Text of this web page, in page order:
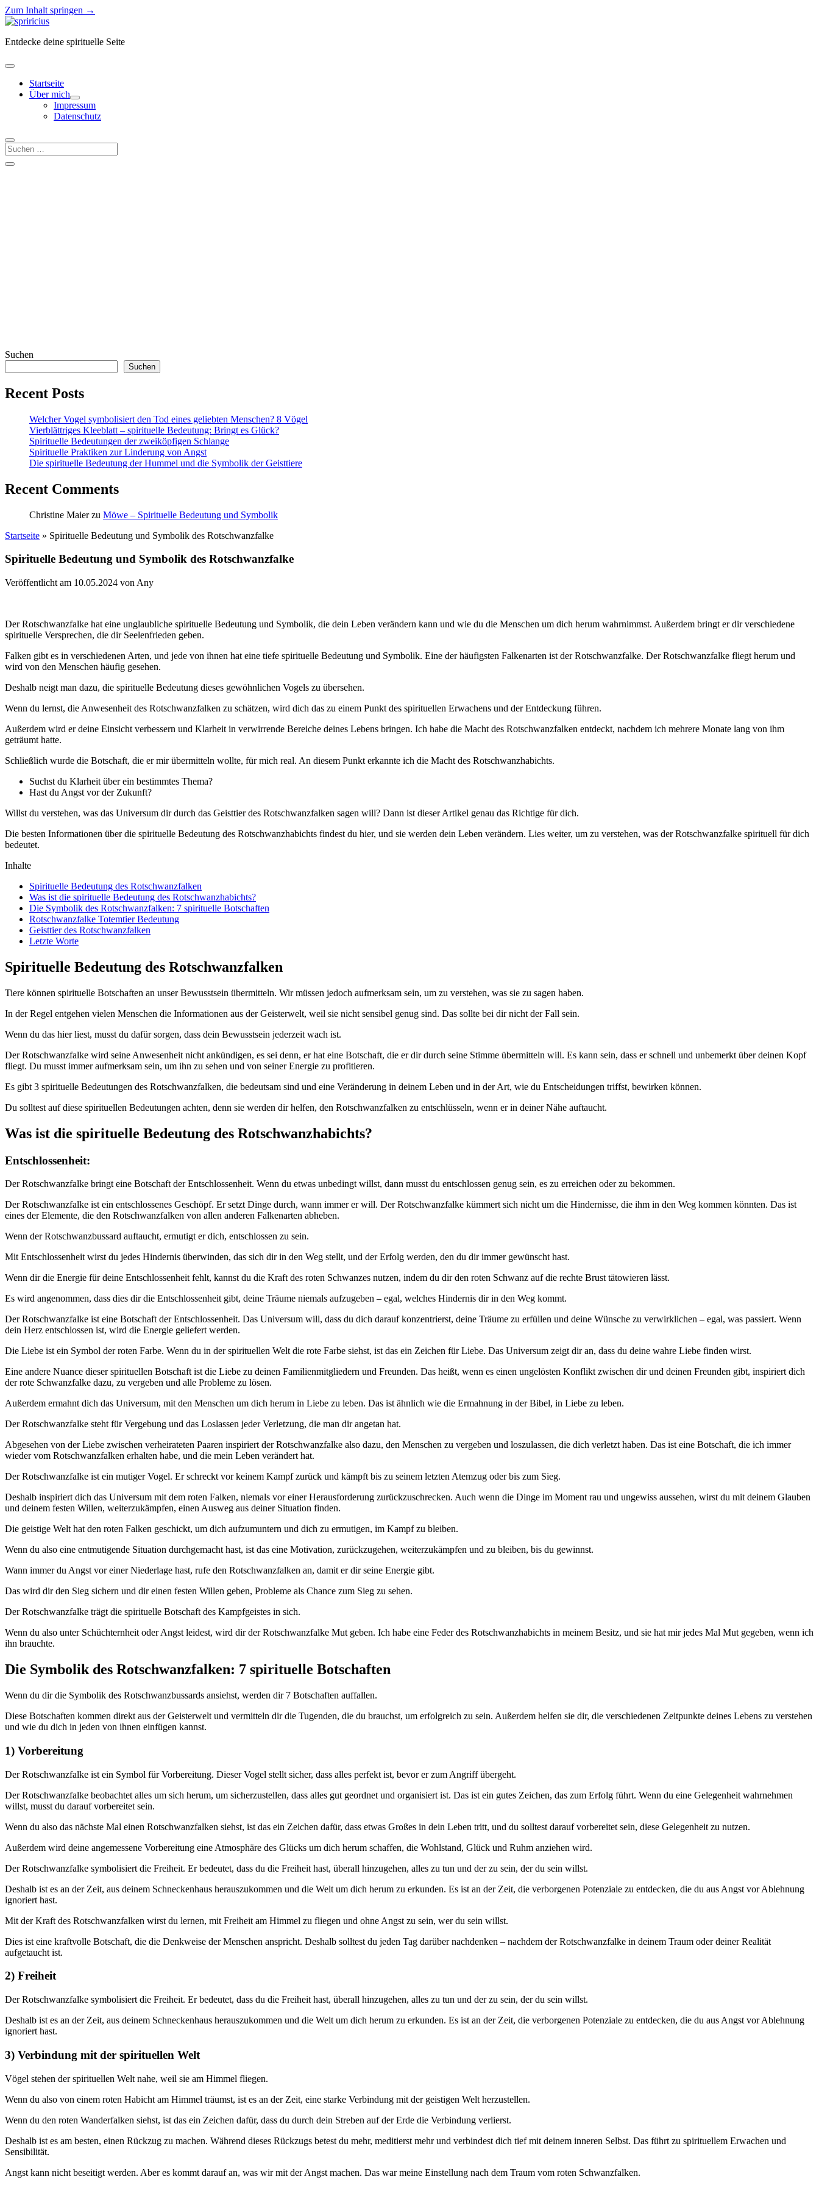
Zum Inhalt springen →
Spiricius
Entdecke deine spirituelle Seite
Menü
öffnenStartseite
Über mich
Menü
öffnen
Impressum
Datenschutz
Suchen
Seitenleiste
Seitenleiste
Suchen
Suchen
Recent Posts
Welcher Vogel symbolisiert den Tod eines geliebten Menschen? 8 Vögel
Vierblättriges Kleeblatt – spirituelle Bedeutung: Bringt es Glück?
Spirituelle Bedeutungen der zweiköpfigen Schlange
Spirituelle Praktiken zur Linderung von Angst
Die spirituelle Bedeutung der Hummel und die Symbolik der Geisttiere
Recent Comments
Christine Maierzu Möwe – Spirituelle Bedeutung und Symbolik
Startseite » Spirituelle Bedeutung und Symbolik des Rotschwanzfalke
Spirituelle Bedeutung und Symbolik des Rotschwanzfalke
Veröffentlicht am 10.05.2024 von Any
Der Rotschwanzfalke hat eine unglaubliche spirituelle Bedeutung und Symbolik, die dein Leben verändern kann und wie du die Menschen um dich herum wahrnimmst. Außerdem bringt er dir verschiedene
spirituelle Versprechen, die dir Seelenfrieden geben.
Falken gibt es in verschiedenen Arten, und jede von ihnen hat eine tiefe spirituelle Bedeutung und Symbolik. Eine der häufigsten Falkenarten ist der Rotschwanzfalke. Der Rotschwanzfalke fliegt herum und
wird von den Menschen häufig gesehen.
Deshalb neigt man dazu, die spirituelle Bedeutung dieses gewöhnlichen Vogels zu übersehen.
Wenn du lernst, die Anwesenheit des Rotschwanzfalken zu schätzen, wird dich das zu einem Punkt des spirituellen Erwachens und der Entdeckung führen.
Außerdem wird er deine Einsicht verbessern und Klarheit in verwirrende Bereiche deines Lebens bringen. Ich habe die Macht des Rotschwanzfalken entdeckt, nachdem ich mehrere Monate lang von ihm
geträumt hatte.
Schließlich wurde die Botschaft, die er mir übermitteln wollte, für mich real. An diesem Punkt erkannte ich die Macht des Rotschwanzhabichts.
Suchst du Klarheit über ein bestimmtes Thema?
Hast du Angst vor der Zukunft?
Willst du verstehen, was das Universum dir durch das Geisttier des Rotschwanzfalken sagen will? Dann ist dieser Artikel genau das Richtige für dich.
Die besten Informationen über die spirituelle Bedeutung des Rotschwanzhabichts findest du hier, und sie werden dein Leben verändern. Lies weiter, um zu verstehen, was der Rotschwanzfalke spirituell für dich
bedeutet.
Inhalte
Spirituelle Bedeutung des Rotschwanzfalken
Was ist die spirituelle Bedeutung des Rotschwanzhabichts?
Die Symbolik des Rotschwanzfalken: 7 spirituelle Botschaften
Rotschwanzfalke Totemtier Bedeutung
Geisttier des Rotschwanzfalken
Letzte Worte
Spirituelle Bedeutung des Rotschwanzfalken
Tiere können spirituelle Botschaften an unser Bewusstsein übermitteln. Wir müssen jedoch aufmerksam sein, um zu verstehen, was sie zu sagen haben.
In der Regel entgehen vielen Menschen die Informationen aus der Geisterwelt, weil sie nicht sensibel genug sind. Das sollte bei dir nicht der Fall sein.
Wenn du das hier liest, musst du dafür sorgen, dass dein Bewusstsein jederzeit wach ist.
Der Rotschwanzfalke wird seine Anwesenheit nicht ankündigen, es sei denn, er hat eine Botschaft, die er dir durch seine Stimme übermitteln will. Es kann sein, dass er schnell und unbemerkt über deinen Kopf
fliegt. Du musst immer aufmerksam sein, um ihn zu sehen und von seiner Energie zu profitieren.
Es gibt 3 spirituelle Bedeutungen des Rotschwanzfalken, die bedeutsam sind und eine Veränderung in deinem Leben und in der Art, wie du Entscheidungen triffst, bewirken können.
Du solltest auf diese spirituellen Bedeutungen achten, denn sie werden dir helfen, den Rotschwanzfalken zu entschlüsseln, wenn er in deiner Nähe auftaucht.
Was ist die spirituelle Bedeutung des Rotschwanzhabichts?
Entschlossenheit:
Der Rotschwanzfalke bringt eine Botschaft der Entschlossenheit. Wenn du etwas unbedingt willst, dann musst du entschlossen genug sein, es zu erreichen oder zu bekommen.
Der Rotschwanzfalke ist ein entschlossenes Geschöpf. Er setzt Dinge durch, wann immer er will. Der Rotschwanzfalke kümmert sich nicht um die Hindernisse, die ihm in den Weg kommen könnten. Das ist
eines der Elemente, die den Rotschwanzfalken von allen anderen Falkenarten abheben.
Wenn der Rotschwanzbussard auftaucht, ermutigt er dich, entschlossen zu sein.
Mit Entschlossenheit wirst du jedes Hindernis überwinden, das sich dir in den Weg stellt, und der Erfolg werden, den du dir immer gewünscht hast.
Wenn dir die Energie für deine Entschlossenheit fehlt, kannst du die Kraft des roten Schwanzes nutzen, indem du dir den roten Schwanz auf die rechte Brust tätowieren lässt.
Es wird angenommen, dass dies dir die Entschlossenheit gibt, deine Träume niemals aufzugeben – egal, welches Hindernis dir in den Weg kommt.
Der Rotschwanzfalke ist eine Botschaft der Entschlossenheit. Das Universum will, dass du dich darauf konzentrierst, deine Träume zu erfüllen und deine Wünsche zu verwirklichen – egal, was passiert. Wenn
dein Herz entschlossen ist, wird die Energie geliefert werden.
Die Liebe ist ein Symbol der roten Farbe. Wenn du in der spirituellen Welt die rote Farbe siehst, ist das ein Zeichen für Liebe. Das Universum zeigt dir an, dass du deine wahre Liebe finden wirst.
Eine andere Nuance dieser spirituellen Botschaft ist die Liebe zu deinen Familienmitgliedern und Freunden. Das heißt, wenn es einen ungelösten Konflikt zwischen dir und deinen Freunden gibt, inspiriert dich
der rote Schwanzfalke dazu, zu vergeben und alle Probleme zu lösen.
Außerdem ermahnt dich das Universum, mit den Menschen um dich herum in Liebe zu leben. Das ist ähnlich wie die Ermahnung in der Bibel, in Liebe zu leben.
Der Rotschwanzfalke steht für Vergebung und das Loslassen jeder Verletzung, die man dir angetan hat.
Abgesehen von der Liebe zwischen verheirateten Paaren inspiriert der Rotschwanzfalke also dazu, den Menschen zu vergeben und loszulassen, die dich verletzt haben. Das ist eine Botschaft, die ich immer
wieder vom Rotschwanzfalken erhalten habe, und die mein Leben verändert hat.
Der Rotschwanzfalke ist ein mutiger Vogel. Er schreckt vor keinem Kampf zurück und kämpft bis zu seinem letzten Atemzug oder bis zum Sieg.
Deshalb inspiriert dich das Universum mit dem roten Falken, niemals vor einer Herausforderung zurückzuschrecken. Auch wenn die Dinge im Moment rau und ungewiss aussehen, wirst du mit deinem Glauben
und deinem festen Willen, weiterzukämpfen, einen Ausweg aus deiner Situation finden.
Die geistige Welt hat den roten Falken geschickt, um dich aufzumuntern und dich zu ermutigen, im Kampf zu bleiben.
Wenn du also eine entmutigende Situation durchgemacht hast, ist das eine Motivation, zurückzugehen, weiterzukämpfen und zu bleiben, bis du gewinnst.
Wann immer du Angst vor einer Niederlage hast, rufe den Rotschwanzfalken an, damit er dir seine Energie gibt.
Das wird dir den Sieg sichern und dir einen festen Willen geben, Probleme als Chance zum Sieg zu sehen.
Der Rotschwanzfalke trägt die spirituelle Botschaft des Kampfgeistes in sich.
Wenn du also unter Schüchternheit oder Angst leidest, wird dir der Rotschwanzfalke Mut geben. Ich habe eine Feder des Rotschwanzhabichts in meinem Besitz, und sie hat mir jedes Mal Mut gegeben, wenn ich
ihn brauchte.
Die Symbolik des Rotschwanzfalken: 7 spirituelle Botschaften
Wenn du dir die Symbolik des Rotschwanzbussards ansiehst, werden dir 7 Botschaften auffallen.
Diese Botschaften kommen direkt aus der Geisterwelt und vermitteln dir die Tugenden, die du brauchst, um erfolgreich zu sein. Außerdem helfen sie dir, die verschiedenen Zeitpunkte deines Lebens zu verstehen
und wie du dich in jeden von ihnen einfügen kannst.
1) Vorbereitung
Der Rotschwanzfalke ist ein Symbol für Vorbereitung. Dieser Vogel stellt sicher, dass alles perfekt ist, bevor er zum Angriff übergeht.
Der Rotschwanzfalke beobachtet alles um sich herum, um sicherzustellen, dass alles gut geordnet und organisiert ist. Das ist ein gutes Zeichen, das zum Erfolg führt. Wenn du eine Gelegenheit wahrnehmen
willst, musst du darauf vorbereitet sein.
Wenn du also das nächste Mal einen Rotschwanzfalken siehst, ist das ein Zeichen dafür, dass etwas Großes in dein Leben tritt, und du solltest darauf vorbereitet sein, diese Gelegenheit zu nutzen.
Außerdem wird deine angemessene Vorbereitung eine Atmosphäre des Glücks um dich herum schaffen, die Wohlstand, Glück und Ruhm anziehen wird.
Der Rotschwanzfalke symbolisiert die Freiheit. Er bedeutet, dass du die Freiheit hast, überall hinzugehen, alles zu tun und der zu sein, der du sein willst.
Deshalb ist es an der Zeit, aus deinem Schneckenhaus herauszukommen und die Welt um dich herum zu erkunden. Es ist an der Zeit, die verborgenen Potenziale zu entdecken, die du aus Angst vor Ablehnung
ignoriert hast.
Mit der Kraft des Rotschwanzfalken wirst du lernen, mit Freiheit am Himmel zu fliegen und ohne Angst zu sein, wer du sein willst.
Dies ist eine kraftvolle Botschaft, die die Denkweise der Menschen anspricht. Deshalb solltest du jeden Tag darüber nachdenken – nachdem der Rotschwanzfalke in deinem Traum oder deiner Realität
aufgetaucht ist.
2) Freiheit
Der Rotschwanzfalke symbolisiert die Freiheit. Er bedeutet, dass du die Freiheit hast, überall hinzugehen, alles zu tun und der zu sein, der du sein willst.
Deshalb ist es an der Zeit, aus deinem Schneckenhaus herauszukommen und die Welt um dich herum zu erkunden. Es ist an der Zeit, die verborgenen Potenziale zu entdecken, die du aus Angst vor Ablehnung
ignoriert hast.
3) Verbindung mit der spirituellen Welt
Vögel stehen der spirituellen Welt nahe, weil sie am Himmel fliegen.
Wenn du also von einem roten Habicht am Himmel träumst, ist es an der Zeit, eine starke Verbindung mit der geistigen Welt herzustellen.
Wenn du den roten Wanderfalken siehst, ist das ein Zeichen dafür, dass du durch dein Streben auf der Erde die Verbindung verlierst.
Deshalb ist es am besten, einen Rückzug zu machen. Während dieses Rückzugs betest du mehr, meditierst mehr und verbindest dich tief mit deinem inneren Selbst. Das führt zu spirituellem Erwachen und
Sensibilität.
Angst kann nicht beseitigt werden. Aber es kommt darauf an, was wir mit der Angst machen. Das war meine Einstellung nach dem Traum vom roten Schwanzfalken.